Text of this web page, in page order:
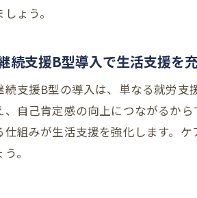
ょう。
続支援B型導入で生活支援を
続支援B型の導入は、単なる就労支
、自己肯定感の向上につながるか
仕組みが生活支援を強化します。
。